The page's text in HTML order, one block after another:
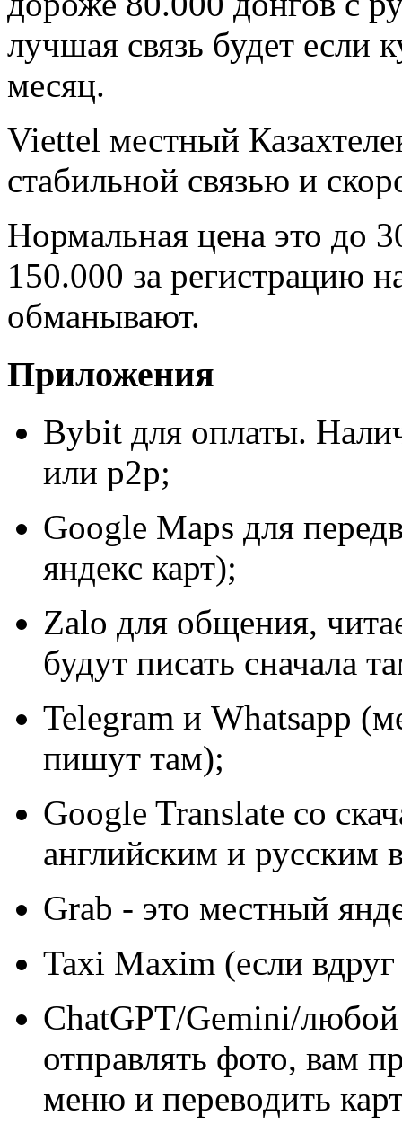
лучшая связь будет если
месяц.
Viettel местный
стабильной связью и
Нормальная цена это до
150.000 за регистрацию
обманывают.
Приложения
Bybit для оплаты.
или p2p;
Google Maps для
яндекс карт);
Zalo для общения,
будут писать сначала
Telegram и Whatsapp
пишут там);
Google Translate cо
английским и русским
Grab - это местный
Taxi Maxim (если вдруг
ChatGPT/Gemini/
отправлять фото, вам
меню и переводить